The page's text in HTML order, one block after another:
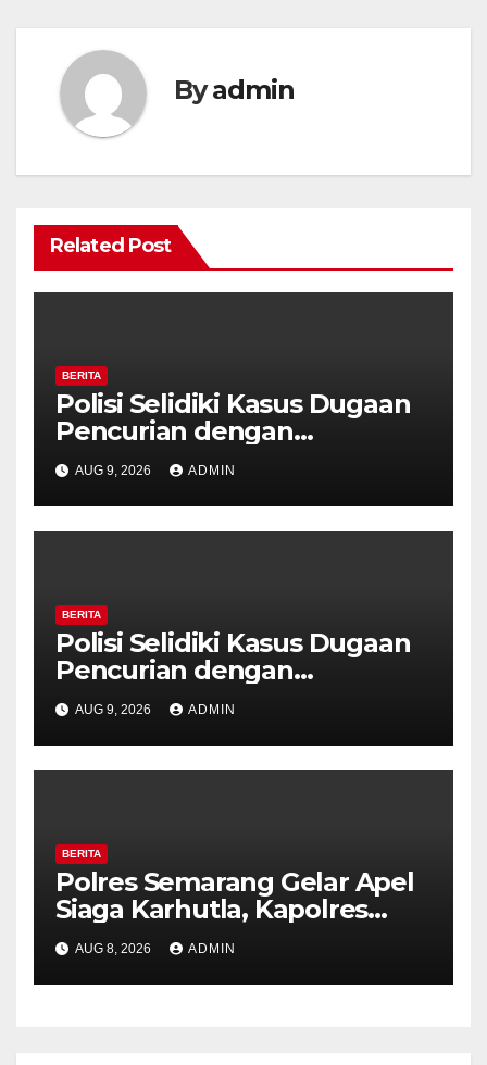
Byadmin
Related Post
BERITA
Polisi Selidiki Kasus Dugaan
Pencurian dengan
Kekerasan di Counter HP
Royal Phone Ambarawa.
AUG 9, 2026 ADMIN
BERITA
Polisi Selidiki Kasus Dugaan
Pencurian dengan
Kekerasan di Counter HP
Royal Phone Ambarawa.
AUG 9, 2026 ADMIN
BERITA
Polres Semarang Gelar Apel
Siaga Karhutla, Kapolres
Tekankan Sinergi dan
Kesiapsiagaan Hadapi Musim
Kemarau.
AUG 8, 2026 ADMIN